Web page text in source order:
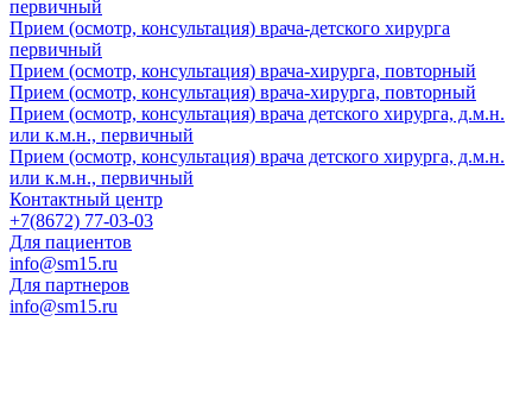
первичный
Прием (осмотр, консультация) врача-детского хирурга
первичный
Прием (осмотр, консультация) врача-хирурга, повторный
Прием (осмотр, консультация) врача-хирурга, повторный
Прием (осмотр, консультация) врача детского хирурга, д.м.н.
или к.м.н., первичный
Прием (осмотр, консультация) врача детского хирурга, д.м.н.
или к.м.н., первичный
Контактный центр
+7(8672) 77-03-03
Для пациентов
info@sm15.ru
Для партнеров
info@sm15.ru